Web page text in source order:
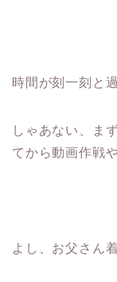
時間が刻一刻と
しゃあない、ま
てから動画作戦や
よし、お父さん